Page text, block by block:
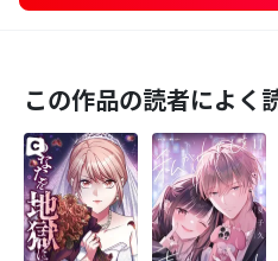
この作品の読者によく